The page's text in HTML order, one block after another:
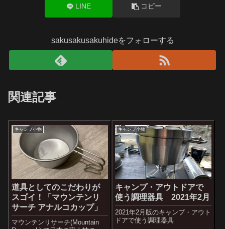
LINE コピー
sakusakusakuhideをフォローする
関連記事
キャンプ小物
道具としてのこだわりが
スゴイ！「マウンテンリ
サーチ アナルコカップ」
マウンテンリサーチ(Mountain
キャンプ小物
キャンプ・アウトドアで
使う調理器具 2021年2月
2021年2月版のキャンプ・アウト
ドアで使う調理器具